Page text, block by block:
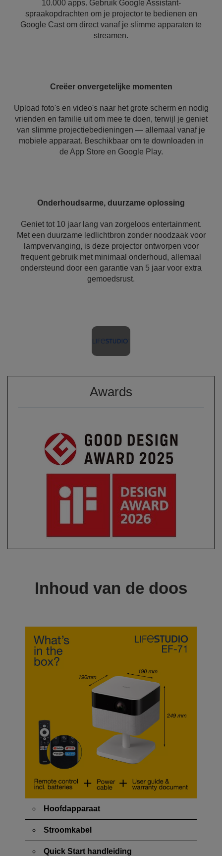
10.000 apps. Gebruik Google Assistant-
spraakopdrachten om je projector te bedienen en
Google Cast om direct vanaf je slimme apparaten te
streamen.
Creëer onvergetelijke momenten
Upload foto's en video's naar het grote scherm en nodig
vrienden en familie uit om mee te doen, terwijl je geniet
van slimme projectiebedieningen — allemaal vanaf je
mobiele apparaat. Beschikbaar om te downloaden in
de App Store en Google Play.
Onderhoudsarme, duurzame oplossing
Geniet tot 10 jaar lang van zorgeloos entertainment.
Met een duurzame ledlichtbron zonder noodzaak voor
lampvervanging, is deze projector ontworpen voor
frequent gebruik met minimaal onderhoud, allemaal
ondersteund door een garantie van 5 jaar voor extra
gemoedsrust.
Awards
Inhoud van de doos
Hoofdapparaat
Stroomkabel
Quick Start handleiding